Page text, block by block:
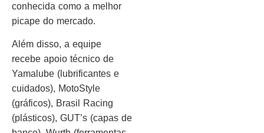
conhecida como a melhor
picape do mercado.
Além disso, a equipe
recebe apoio técnico de
Yamalube (lubrificantes e
cuidados), MotoStyle
(gráficos), Brasil Racing
(plásticos), GUT’s (capas de